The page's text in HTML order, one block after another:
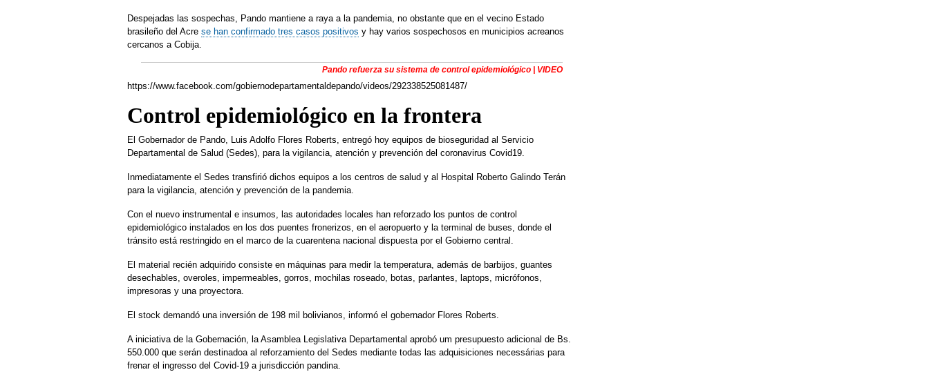
Despejadas las sospechas, Pando mantiene a raya a la pandemia, no obstante que en el vecino Estado
brasileño del Acre se han confirmado tres casos positivos y hay varios sospechosos en municipios acreanos
cercanos a Cobija.
Pando refuerza su sistema de control epidemiológico | VIDEO
https://www.facebook.com/gobiernodepartamentaldepando/videos/292338525081487/
Control epidemiológico en la frontera
El Gobernador de Pando, Luis Adolfo Flores Roberts, entregó hoy equipos de bioseguridad al Servicio
Departamental de Salud (Sedes), para la vigilancia, atención y prevención del coronavirus Covid19.
Inmediatamente el Sedes transfirió dichos equipos a los centros de salud y al Hospital Roberto Galindo Terán
para la vigilancia, atención y prevención de la pandemia.
Con el nuevo instrumental e insumos, las autoridades locales han reforzado los puntos de control
epidemiológico instalados en los dos puentes fronerizos, en el aeropuerto y la terminal de buses, donde el
tránsito está restringido en el marco de la cuarentena nacional dispuesta por el Gobierno central.
El material recién adquirido consiste en máquinas para medir la temperatura, además de barbijos, guantes
desechables, overoles, impermeables, gorros, mochilas roseado, botas, parlantes, laptops, micrófonos,
impresoras y una proyectora.
El stock demandó una inversión de 198 mil bolivianos, informó el gobernador Flores Roberts.
A iniciativa de la Gobernación, la Asamblea Legislativa Departamental aprobó um presupuesto adicional de Bs.
550.000 que serán destinadoa al reforzamiento del Sedes mediante todas las adquisiciones necessárias para
frenar el ingresso del Covid-19 a jurisdicción pandina.